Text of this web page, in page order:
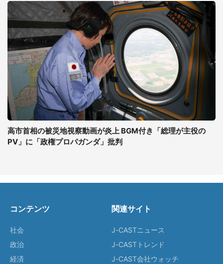
高市首相の被災地視察動画が炎上 BGM付き「総理が主役の
PV」に「政権プロパガンダ」批判
コンテンツ
社会
政治
経済
関連サイト
J-CASTニュース
J-CASTトレンド
J-CAST会社ウォッチ